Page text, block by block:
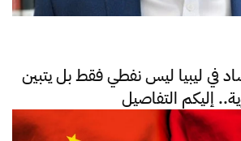
في ليبيا ليس نفطي فقط بل يتبين
إليكم التفاصيل